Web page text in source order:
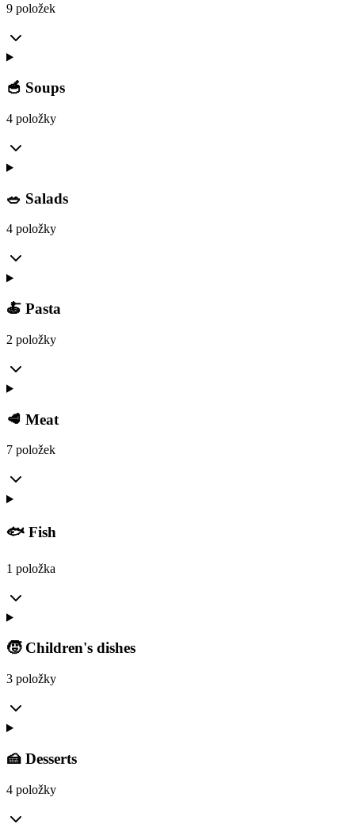
9 položek
🥣 Soups
4 položky
🥗 Salads
4 položky
🍝 Pasta
2 položky
🥩 Meat
7 položek
🐟 Fish
1 položka
🧒 Children's dishes
3 položky
🍰 Desserts
4 položky